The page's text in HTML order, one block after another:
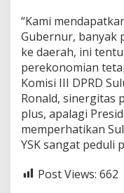
“Kami
Gubernur, banyak
ke daerah, ini
perekonomian
Komisi III DPRD
Ronald, sinergitas
plus, apalagi
memperhatikan
YSK sangat peduli
Post Views: 662